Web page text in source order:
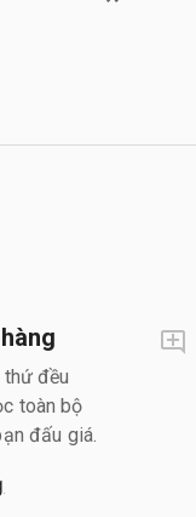
đều
toàn bộ
đấu giá.